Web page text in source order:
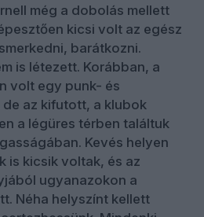
még a dobolás mellett
kicsi volt az egész
barátkozni.
is létezett. Korábban, a
volt egy punk- és
az kifutott, a klubok
a légüres térben találtuk
Kevés helyen
is kicsik voltak, és az
ugyanazokon a
Néha helyszínt kellett